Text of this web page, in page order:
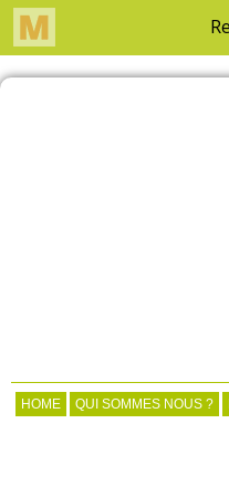
HOME QUI SOMMES NOUS ?